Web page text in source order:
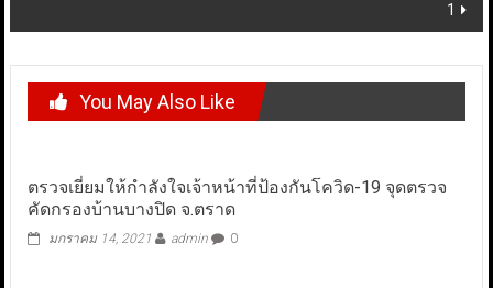
1
You May Also Like
ตรวจเยี่ยมให้กำลังใจเจ้าหน้าที่ป้องกันโควิด-19 จุดตรวจ
คัดกรองบ้านบางปิด จ.ตราด
มกราคม 14, 2021 admin 0